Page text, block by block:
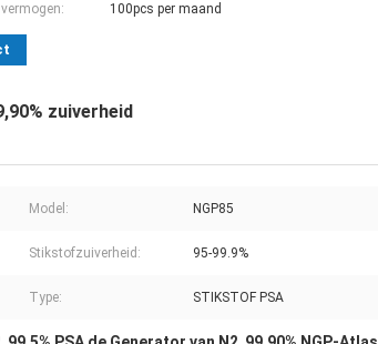
100pcs per maand
zuiverheid
Model: NGP85
Stikstofzuiverheid: 95-99.9%
Type: STIKSTOF PSA